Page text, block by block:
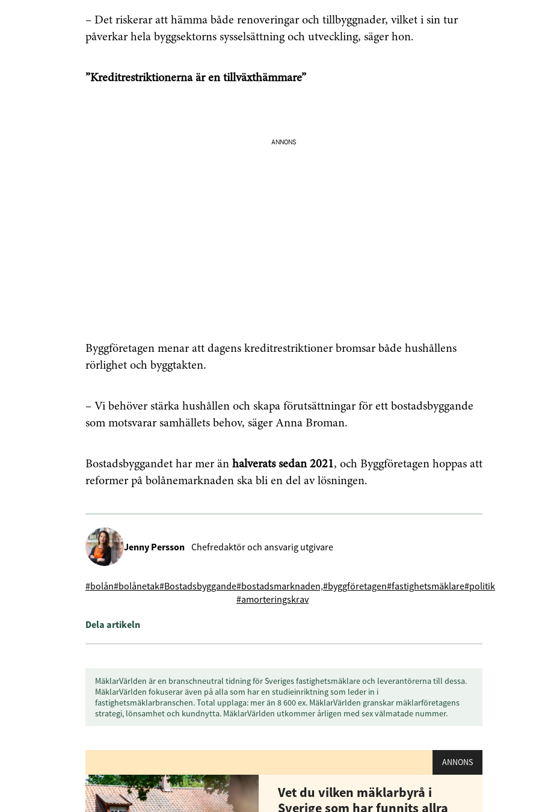
– Det riskerar att hämma både renoveringar och tillbyggnader, vilket i sin tur
påverkar hela byggsektorns sysselsättning och utveckling, säger hon.
”Kreditrestriktionerna är en tillväxthämmare”
ANNONS
Byggföretagen menar att dagens kreditrestriktioner bromsar både hushållens
rörlighet och byggtakten.
– Vi behöver stärka hushållen och skapa förutsättningar för ett bostadsbyggande
som motsvarar samhällets behov, säger Anna Broman.
Bostadsbyggandet har mer än halverats sedan 2021, och Byggföretagen hoppas att
reformer på bolånemarknaden ska bli en del av lösningen.
Jenny Persson Chefredaktör och ansvarig utgivare
#bolån#bolånetak#Bostadsbyggande#bostadsmarknaden‚
#amorteringskrav
#byggföretagen#fastighetsmäklare#politik
Dela artikeln
MäklarVärlden är en branschneutral tidning för Sveriges fastighetsmäklare och leverantörerna till dessa.
MäklarVärlden fokuserar även på alla som har en studieinriktning som leder in i
fastighetsmäklarbranschen. Total upplaga: mer än 8 600 ex. MäklarVärlden granskar mäklarföretagens
strategi, lönsamhet och kundnytta. MäklarVärlden utkommer årligen med sex välmatade nummer.
ANNONS
Vet du vilken mäklarbyrå i
Sverige som har funnits allra
Genom att klicka på "Prenumerera" ger du samtycke till att vi